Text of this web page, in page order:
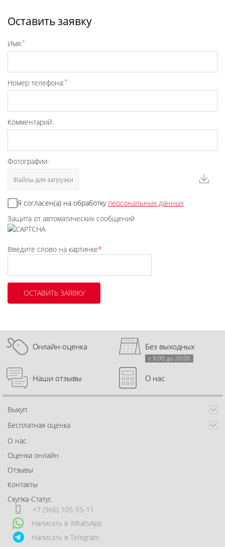
Оставить заявку
Имя:*
Номер телефона:*
Комментарий:
Фотографии:
Файлы для загрузки
Я согласен(а) на обработку персональных данных
Защита от автоматических сообщений
Введите слово на картинке*
Онлайн-оценка Без выходных
с 9:00 до 20:00
Наши отзывы О нас
Выкуп
Бесплатная оценка
О нас
Оценка онлайн
Отзывы
Контакты
Скупка-Статус
+7 (966) 105-55-11
Написать в WhatsApp
Написать в Telegram